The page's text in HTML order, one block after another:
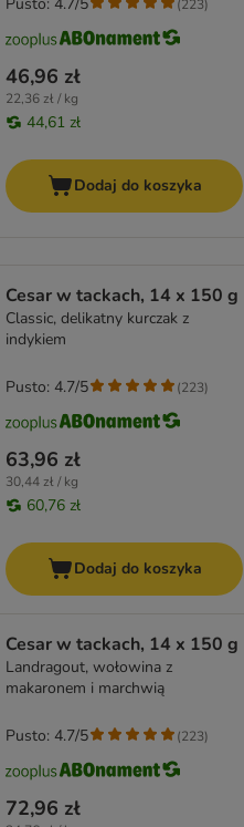
46,96 zł
22,36 zł / kg
44,61 zł
(223)
Dodaj do koszyka
Cesar w tackach, 14 x 150 g
Classic, delikatny kurczak z
indykiem
63,96 zł
30,44 zł / kg
60,76 zł
Pusto: 4.7/5 (223)
Dodaj do koszyka
Cesar w tackach, 14 x 150 g
Landragout, wołowina z
makaronem i marchwią
72,96 zł
Pusto: 4.7/5 (223)